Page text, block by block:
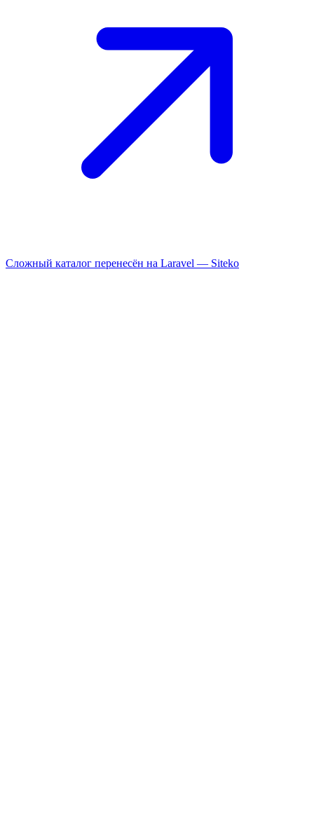
Сложный каталог перенесён на Laravel — Siteko